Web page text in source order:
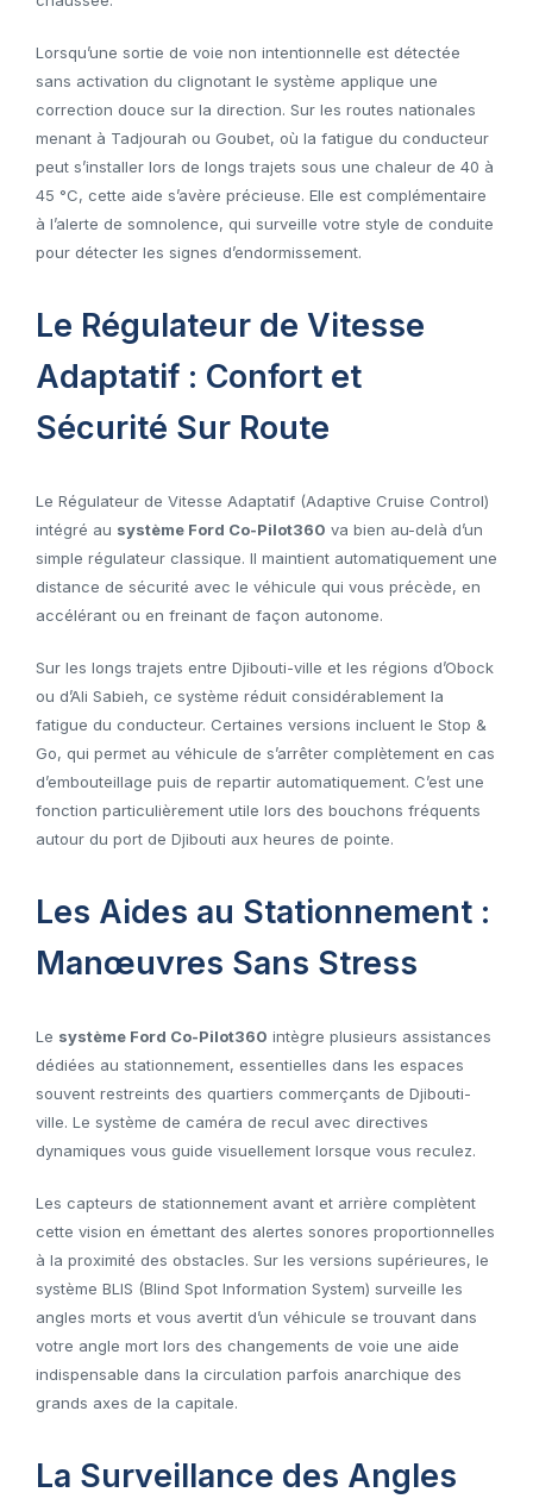
Lorsqu’une sortie de voie non intentionnelle est détectée
sans activation du clignotant le système applique une
correction douce sur la direction. Sur les routes nationales
menant à Tadjourah ou Goubet, où la fatigue du conducteur
peut s’installer lors de longs trajets sous une chaleur de 40 à
45 °C, cette aide s’avère précieuse. Elle est complémentaire
à l’alerte de somnolence, qui surveille votre style de conduite
pour détecter les signes d’endormissement.
Le Régulateur de Vitesse
Adaptatif : Confort et
Sécurité Sur Route
Le Régulateur de Vitesse Adaptatif (Adaptive Cruise Control)
intégré au système Ford Co-Pilot360 va bien au-delà d’un
simple régulateur classique. Il maintient automatiquement une
distance de sécurité avec le véhicule qui vous précède, en
accélérant ou en freinant de façon autonome.
Sur les longs trajets entre Djibouti-ville et les régions d’Obock
ou d’Ali Sabieh, ce système réduit considérablement la
fatigue du conducteur. Certaines versions incluent le Stop &
Go, qui permet au véhicule de s’arrêter complètement en cas
d’embouteillage puis de repartir automatiquement. C’est une
fonction particulièrement utile lors des bouchons fréquents
autour du port de Djibouti aux heures de pointe.
Les Aides au Stationnement :
Manœuvres Sans Stress
Le système Ford Co-Pilot360 intègre plusieurs assistances
dédiées au stationnement, essentielles dans les espaces
souvent restreints des quartiers commerçants de Djibouti-
ville. Le système de caméra de recul avec directives
dynamiques vous guide visuellement lorsque vous reculez.
Les capteurs de stationnement avant et arrière complètent
cette vision en émettant des alertes sonores proportionnelles
à la proximité des obstacles. Sur les versions supérieures, le
système BLIS (Blind Spot Information System) surveille les
angles morts et vous avertit d’un véhicule se trouvant dans
votre angle mort lors des changements de voie une aide
indispensable dans la circulation parfois anarchique des
grands axes de la capitale.
La Surveillance des Angles